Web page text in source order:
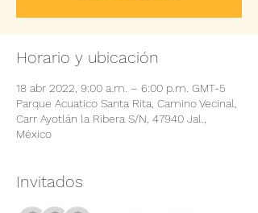
Horario y ubicación
18 abr 2022, 9:00 a.m. – 6:00 p.m. GMT-5
Parque Acuatico Santa Rita, Camino Vecinal,
Carr Ayotlán la Ribera S/N, 47940 Jal.,
México
Invitados